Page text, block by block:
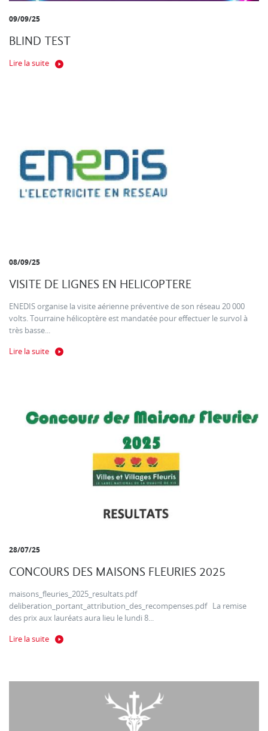
09/09/25
BLIND TEST
Lire la suite
08/09/25
VISITE DE LIGNES EN HELICOPTERE
ENEDIS organise la visite aérienne préventive de son réseau 20 000
volts. Tourraine hélicoptère est mandatée pour effectuer le survol à
très basse...
Lire la suite
28/07/25
CONCOURS DES MAISONS FLEURIES 2025
maisons_fleuries_2025_resultats.pdf
deliberation_portant_attribution_des_recompenses.pdf La remise
des prix aux lauréats aura lieu le lundi 8...
Lire la suite